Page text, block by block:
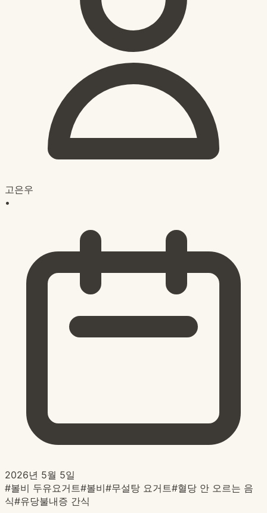
고은우
•
2026년 5월 5일
#볼비 두유요거트#볼비#무설탕 요거트#혈당 안 오르는 음
식#유당불내증 간식